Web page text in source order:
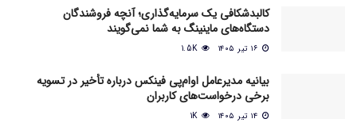
کالبدشکافی یک سرمایه‌گذاری؛ آنچه فروشندگان
دستگاه‌های ماینینگ به شما نمی‌گویند
1.5K
بیانیه مدیرعامل او‌ام‌پی فینکس درباره تأخیر در تسویه
برخی درخواست‌های کاربران
1K